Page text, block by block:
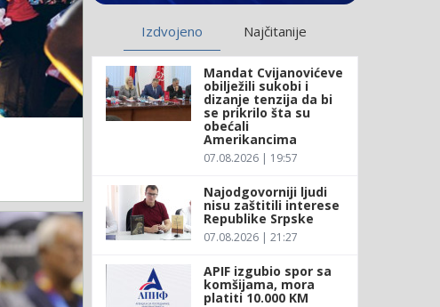
Izdvojeno Najčitanije
Mandat Cvijanovićeve
obilježili sukobi i
dizanje tenzija da bi
se prikrilo šta su
obećali
Amerikancima
07.08.2026 | 19:57
Najodgovorniji ljudi
nisu zaštitili interese
Republike Srpske
07.08.2026 | 21:27
APIF izgubio spor sa
komšijama, mora
platiti 10.000 KM